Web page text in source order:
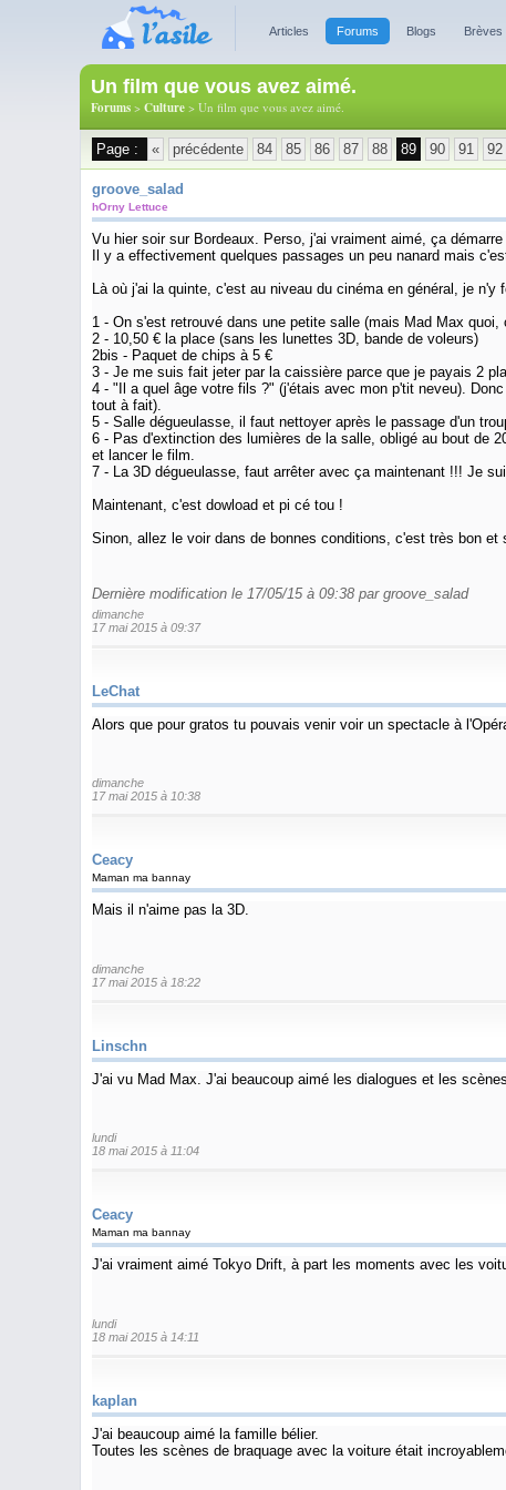
Articles Forums Blogs Brèves
Un film que vous avez aimé.
Forums > Culture > Un film que vous avez aimé.
Page : « précédente 84 85 86 87 88 89 90 91 92
groove_salad
hOrny Lettuce
Vu hier soir sur Bordeaux. Perso, j'ai vraiment aimé, ça
Il y a effectivement quelques passages un peu nanard mais
Là où j'ai la quinte, c'est au niveau du cinéma en général, je n'y
1 - On s'est retrouvé dans une petite salle (mais Mad Max
2 - 10,50 € la place (sans les lunettes 3D, bande de voleurs)
2bis - Paquet de chips à 5 €
3 - Je me suis fait jeter par la caissière parce que je payais 2
4 - "Il a quel âge votre fils ?" (j'étais avec mon p'tit neveu).
tout à fait).
5 - Salle dégueulasse, il faut nettoyer après le passage d'un
6 - Pas d'extinction des lumières de la salle, obligé au bout de
et lancer le film.
7 - La 3D dégueulasse, faut arrêter avec ça maintenant !!! Je
Maintenant, c'est dowload et pi cé tou !
Sinon, allez le voir dans de bonnes conditions, c'est très bon et
Dernière modification le 17/05/15 à 09:38 par groove_salad
dimanche
17 mai 2015 à 09:37
LeChat
Alors que pour gratos tu pouvais venir voir un spectacle à
dimanche
17 mai 2015 à 10:38
Ceacy
Maman ma bannay
Mais il n'aime pas la 3D.
dimanche
17 mai 2015 à 18:22
Linschn
J'ai vu Mad Max. J'ai beaucoup aimé les dialogues et les
lundi
18 mai 2015 à 11:04
Ceacy
Maman ma bannay
J'ai vraiment aimé Tokyo Drift, à part les moments avec les
lundi
18 mai 2015 à 14:11
kaplan
J'ai beaucoup aimé la famille bélier.
Toutes les scènes de braquage avec la voiture était